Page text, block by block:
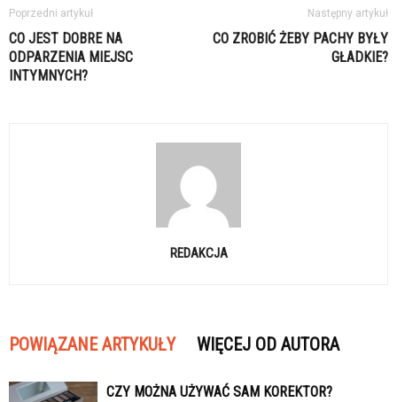
Poprzedni artykuł
CO JEST DOBRE NA
ODPARZENIA MIEJSC
INTYMNYCH?
Następny artykuł
CO ZROBIĆ ŻEBY PACHY BYŁY
GŁADKIE?
REDAKCJA
POWIĄZANE ARTYKUŁY WIĘCEJ OD AUTORA
CZY MOŻNA UŻYWAĆ SAM KOREKTOR?